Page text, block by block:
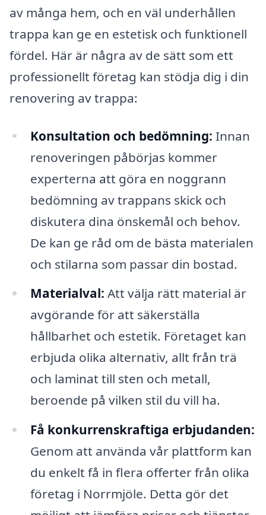
av många hem, och en väl underhållen
trappa kan ge en estetisk och funktionell
fördel. Här är några av de sätt som ett
professionellt företag kan stödja dig i din
renovering av trappa:
Konsultation och bedömning: Innan
renoveringen påbörjas kommer
experterna att göra en noggrann
bedömning av trappans skick och
diskutera dina önskemål och behov.
De kan ge råd om de bästa materialen
och stilarna som passar din bostad.
Materialval: Att välja rätt material är
avgörande för att säkerställa
hållbarhet och estetik. Företaget kan
erbjuda olika alternativ, allt från trä
och laminat till sten och metall,
beroende på vilken stil du vill ha.
Få konkurrenskraftiga erbjudanden:
Genom att använda vår plattform kan
du enkelt få in flera offerter från olika
företag i Norrmjöle. Detta gör det